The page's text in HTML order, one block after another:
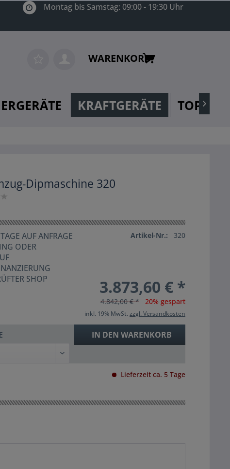
Montag bis Samstag: 09:00 - 19:30 Uhr
WARENKORB
KRAFTGERÄTE TOP
Dipmaschine 320
AUF ANFRAGE
ODER
SHOP
Artikel-Nr.: 320
3.873,60 € *
4.842,00 € * 20% gespart
inkl. 19% MwSt. zzgl. Versandkosten
IN DEN WARENKORB
Lieferzeit ca. 5 Tage